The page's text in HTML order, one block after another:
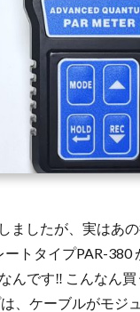
ましたが、実はあ
トタイプPAR-
んです‼ こんなん
、ケーブルがモジ